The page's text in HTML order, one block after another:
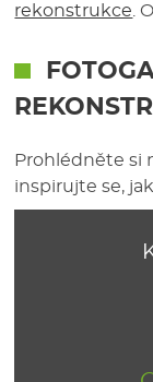
rekonstrukce .
Prohlédněte si
inspirujte se,